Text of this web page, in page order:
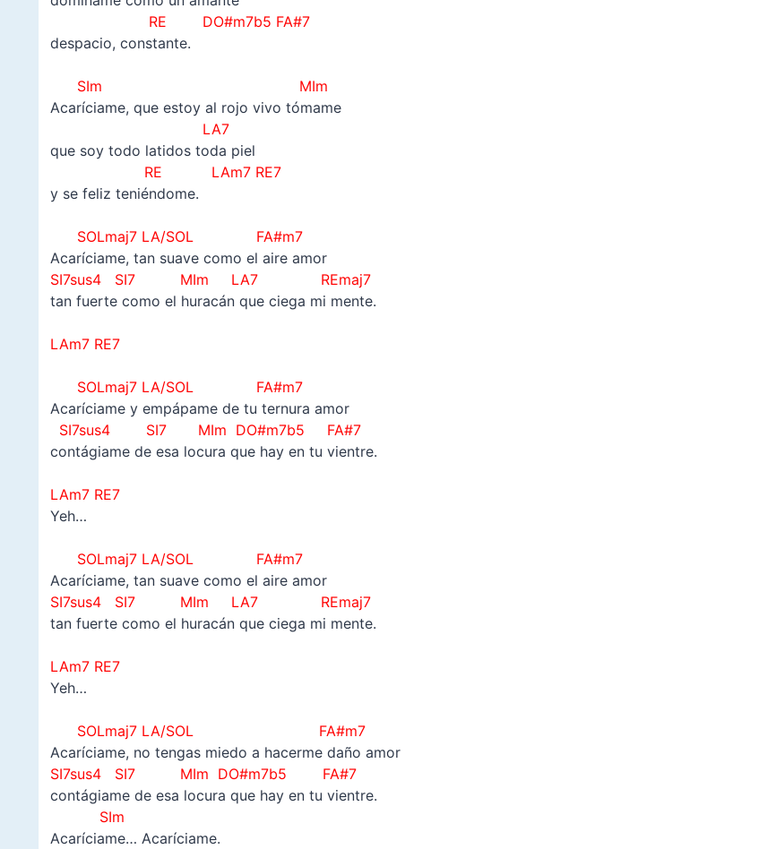
RE
DO#m7b5 FA#7
despacio, constante.
SIm MIm
Acaríciame, que estoy al rojo vivo tómame
LA7
que soy todo latidos toda piel
RE
LAm7 RE7
y se feliz teniéndome.
SOLmaj7 LA/SOL FA#m7
Acaríciame, tan suave como el aire amor
SI7sus4 SI7 MIm LA7 REmaj7
tan fuerte como el huracán que ciega mi mente.
LAm7 RE7
SOLmaj7 LA/SOL FA#m7
Acaríciame y empápame de tu ternura amor
SI7sus4 SI7
MIm DO#m7b5 FA#7
contágiame de esa locura que hay en tu vientre.
LAm7 RE7
Yeh…
SOLmaj7 LA/SOL FA#m7
Acaríciame, tan suave como el aire amor
SI7sus4 SI7 MIm LA7 REmaj7
tan fuerte como el huracán que ciega mi mente.
LAm7 RE7
Yeh…
SOLmaj7 LA/SOL FA#m7
Acaríciame, no tengas miedo a hacerme daño amor
SI7sus4 SI7
MIm DO#m7b5 FA#7
contágiame de esa locura que hay en tu vientre.
SIm
Acaríciame… Acaríciame.